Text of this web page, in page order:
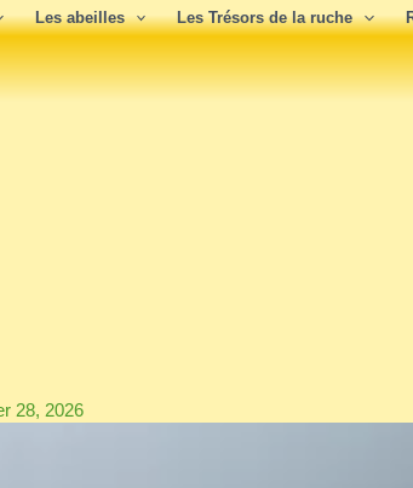
Les abeilles Les Trésors de la ruche
28, 2026